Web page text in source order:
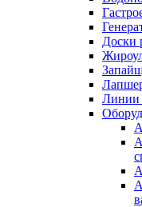
Доски
Линии